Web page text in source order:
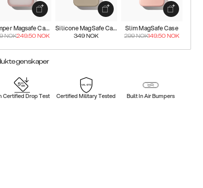
Bumper Magsafe Case
NOK249.50 NOK
Silicone MagSafe Case
349 NOK
Slim MagSafe Case
299NOK149.50 NOK
Certified Drop Test Certified Military Tested Built In Air Bumpers